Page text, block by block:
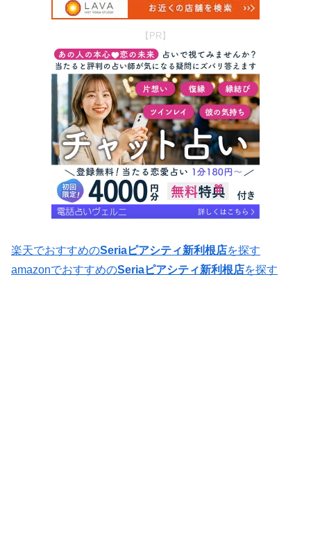
【PR】
楽天でおすすめのSeriaピアシティ新利根店を探す
amazonでおすすめのSeriaピアシティ新利根店を探す